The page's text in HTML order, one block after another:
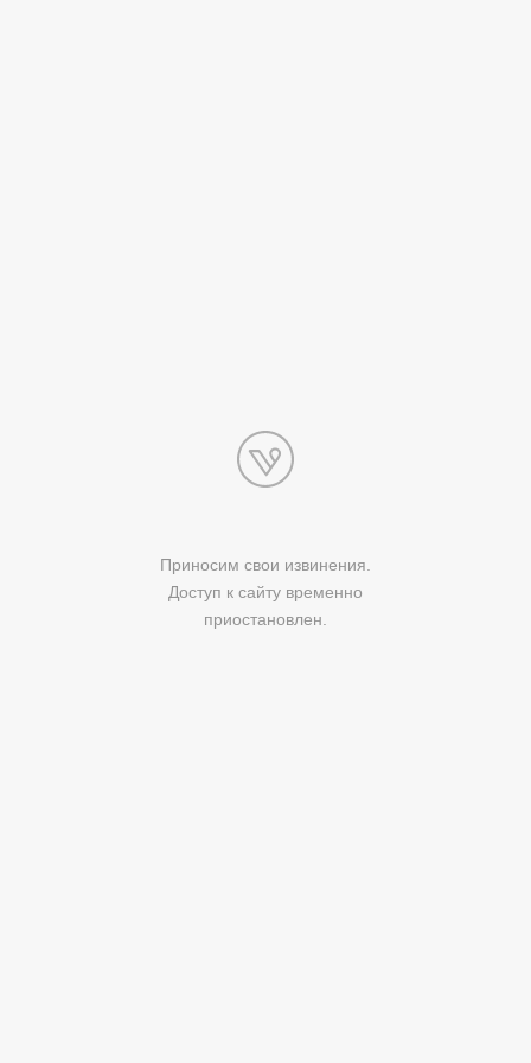
Приносим свои извинения.
Доступ к сайту временно
приостановлен.